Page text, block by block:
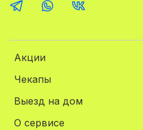
Акции
Чекапы
Выезд на дом
О сервисе